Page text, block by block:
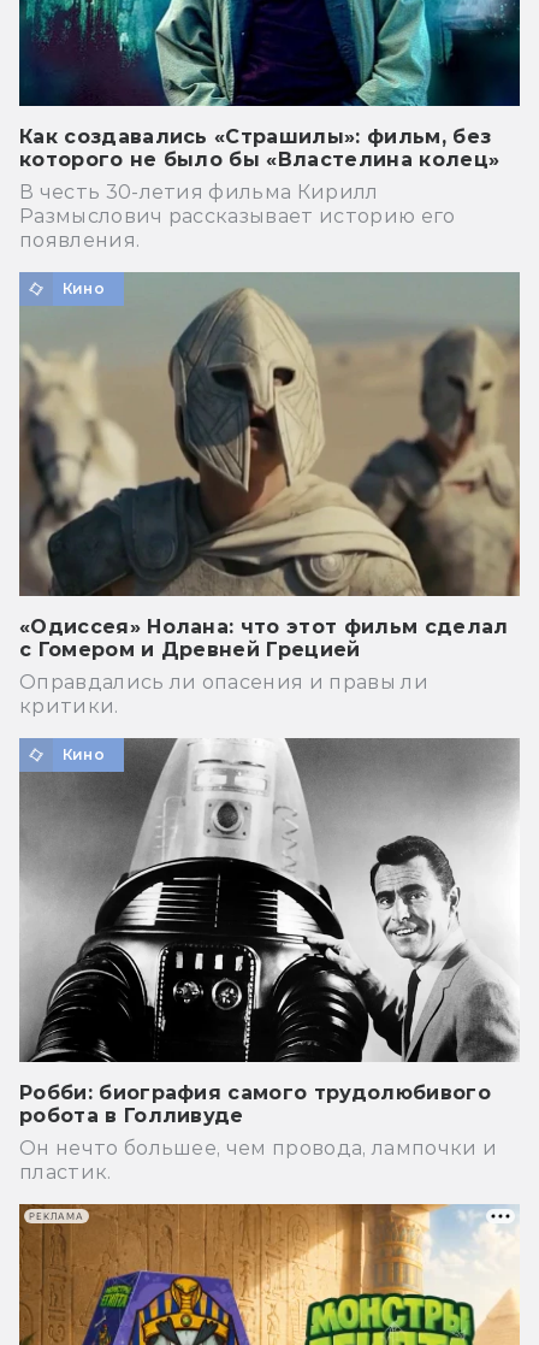
Как создавались «Страшилы»: фильм, без
которого не было бы «Властелина колец»
В честь 30-летия фильма Кирилл
Размыслович рассказывает историю его
появления.
Кино
«Одиссея» Нолана: что этот фильм сделал
с Гомером и Древней Грецией
Оправдались ли опасения и правы ли
критики.
Кино
Робби: биография самого трудолюбивого
робота в Голливуде
Он нечто большее, чем провода, лампочки и
пластик.
РЕКЛАМА